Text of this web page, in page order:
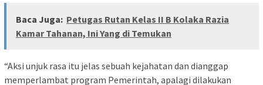
Baca Juga: Petugas Rutan Kelas II B Kolaka Razia
Kamar Tahanan, Ini Yang di Temukan
“Aksi unjuk rasa itu jelas sebuah kejahatan dan dianggap
memperlambat program Pemerintah, apalagi dilakukan